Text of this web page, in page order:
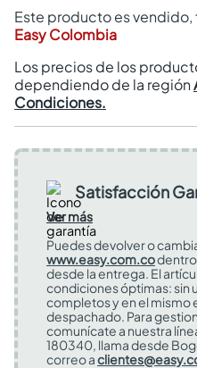
Este producto es
Easy Colombia
Los precios de los
dependiendo de la región
Condiciones.
Satisfacción
Ver más
Puedes devolver o
www.easy.com.codentro
desde la entrega. El
condiciones óptimas: sin
completos y en el mismo
despachado. Para
comunícate a nuestra
180340, llama desde
correo a